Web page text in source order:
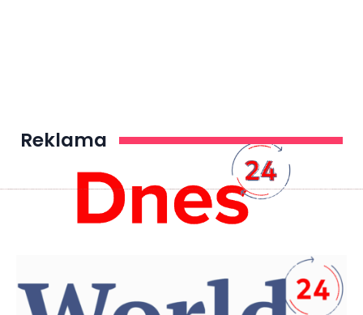
Reklama